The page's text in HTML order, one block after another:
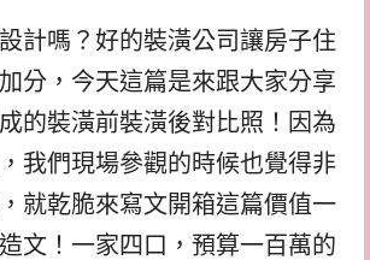
計嗎？好的裝潢公司讓房子住
分，今天這篇是來跟大家分享
的裝潢前裝潢後對比照！ 因為
我們現場參觀的時候也覺得非
就乾脆來寫文開箱這篇價值一
文！一家四口，預算一百萬的